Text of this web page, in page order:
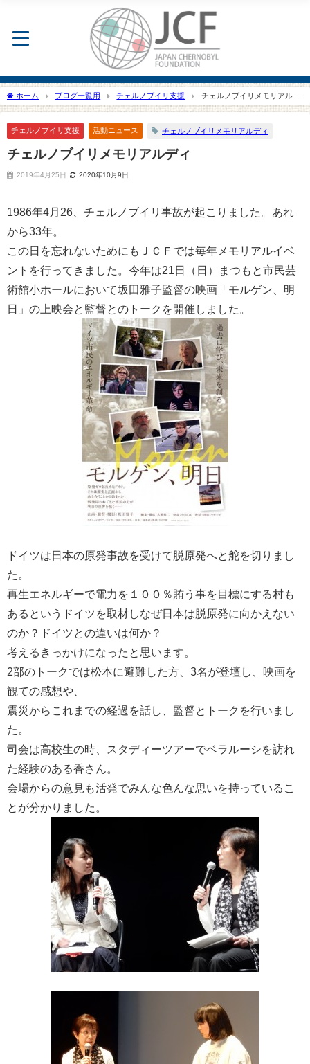
ホーム ブログ一覧用 チェルノブイリ支援
チェルノブイリメモリアルデ
ィ
チェルノブイリ支援 活動ニュース チェルノブイリメモリアルディ
チェルノブイリメモリアルディ
2019年4月25日 2020年10月9日
1986年4月26、チェルノブイリ事故が起こりました。あれ
から33年。
この日を忘れないためにもＪＣＦでは毎年メモリアルイベ
ントを行ってきました。今年は21日（日）まつもと市民芸
術館小ホールにおいて坂田雅子監督の映画「モルゲン、明
日」の上映会と監督とのトークを開催しました。
ドイツは日本の原発事故を受けて脱原発へと舵を切りまし
た。
再生エネルギーで電力を１００％賄う事を目標にする村も
あるというドイツを取材しなぜ日本は脱原発に向かえない
のか？ドイツとの違いは何か？
考えるきっかけになったと思います。
2部のトークでは松本に避難した方、3名が登壇し、映画を
観ての感想や、
震災からこれまでの経過を話し、監督とトークを行いまし
た。
司会は高校生の時、スタディーツアーでベラルーシを訪れ
た経験のある香さん。
会場からの意見も活発でみんな色んな思いを持っているこ
とが分かりました。